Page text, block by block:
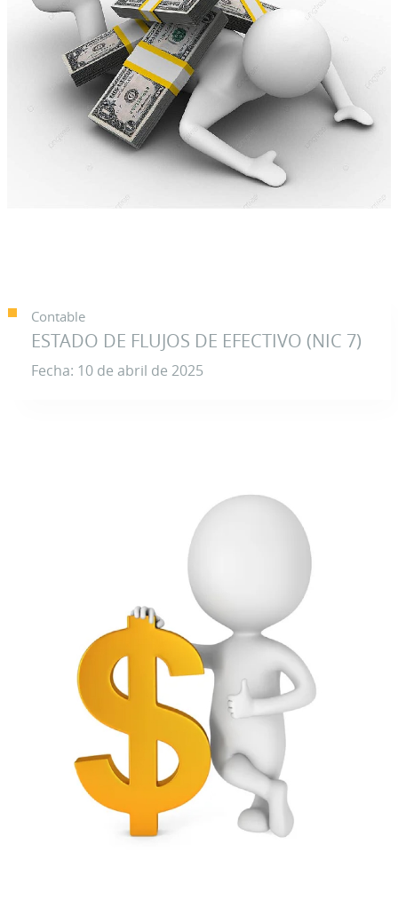
Contable
ESTADO DE FLUJOS DE EFECTIVO (NIC 7)
Fecha: 10 de abril de 2025